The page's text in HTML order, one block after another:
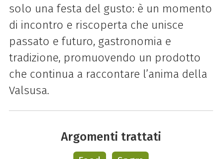
solo una festa del gusto: è un momento
di incontro e riscoperta che unisce
passato e futuro, gastronomia e
tradizione, promuovendo un prodotto
che continua a raccontare l’anima della
Valsusa.
Argomenti trattati